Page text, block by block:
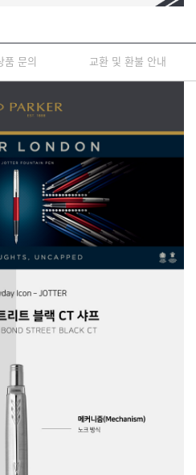
품 문의 교환 및 환불 안내